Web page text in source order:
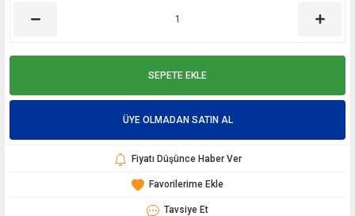
SEPETE EKLE
ÜYE OLMADAN SATIN AL
Fiyatı Düşünce Haber Ver
Tavsiye Et